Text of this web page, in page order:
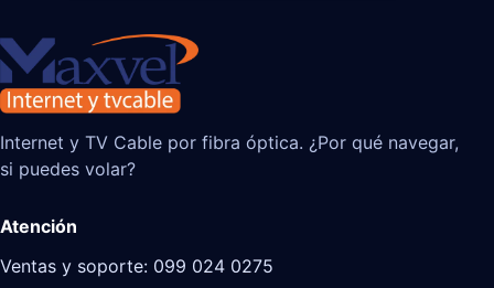
Internet y TV Cable por fibra óptica. ¿Por qué navegar,
si puedes volar?
Atención
Ventas y soporte: 099 024 0275